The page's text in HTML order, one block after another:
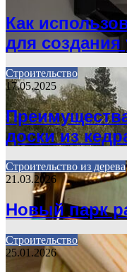
Как
для создания
Строительство
17.05.2025
доски из
Строительство из дерева
21.03.2026
Новый парк
Строительство
25.01.2026